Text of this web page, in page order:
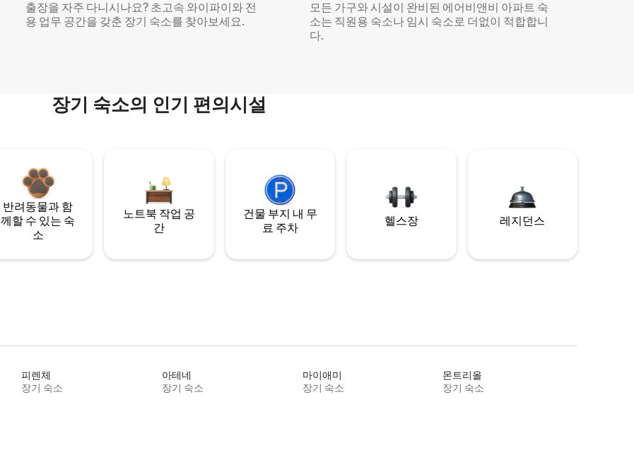
출장을 자주 다니시나요? 초고속 와이파이와 전
용 업무 공간을 갖춘 장기 숙소를 찾아보세요.
모든 가구와 시설이 완비된 에어비앤비 아파트 숙
소는 직원용 숙소나 임시 숙소로 더없이 적합합니
다.
장기 숙소의 인기 편의시설
반려동물과 함
께할 수 있는 숙
소
노트북 작업 공
간
건물 부지 내 무
료 주차
헬스장 레지던스
피렌체
장기 숙소
아테네
장기 숙소
마이애미
장기 숙소
몬트리올
장기 숙소